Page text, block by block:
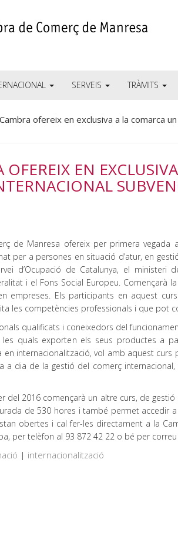
SERVEIS TRÀMITS
ofereix en exclusiva a la comarca
OFEREIX EN
de Manresa ofereix per primera
per a persones en situació d’atur, en
d’Ocupació de Catalunya, el ministeri
i el Fons Social Europeu. Començarà
empreses. Els participants en aquest
les competències professionals i que pot
qualificats i coneixedors del
quals exporten els seus productes a
en internacionalització, vol amb aquest
a dia de la gestió del comerç
del 2016 començarà un altre curs, de
de 530 hores i també permet accedir
obertes i cal fer-les directament a la
per telèfon al 93 872 42 22 o bé per
| internacionalització